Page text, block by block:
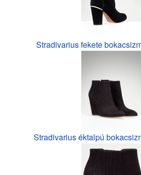
Stradivarius fekete
Stradivarius éktalpú